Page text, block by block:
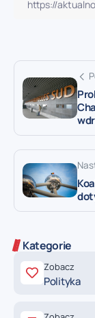
Kategorie
Zobacz
Polityka